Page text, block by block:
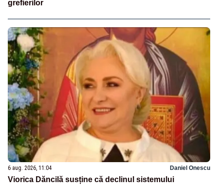
grefierilor
6 aug. 2026, 11:04 Daniel Onescu
Viorica Dăncilă susține că declinul sistemului